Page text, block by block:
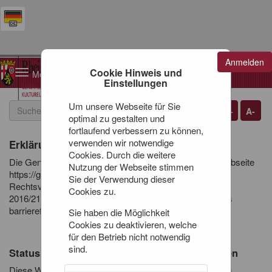
Cookie Hinweis und
Einstellungen
Um unsere Webseite für Sie
optimal zu gestalten und
fortlaufend verbessern zu können,
verwenden wir notwendige
Cookies. Durch die weitere
Nutzung der Webseite stimmen
Sie der Verwendung dieser
Cookies zu.
Sie haben die Möglichkeit
Cookies zu deaktivieren, welche
für den Betrieb nicht notwendig
sind.
0 Artikel
Anmelden
Toggle
navigation
A-
A+
Erklärung zur Barrierefreiheit
Die Generaldirektion Kulturelles Erbe ist bemüht, die Webseite
https://gdke.ticketfritz.de im Einklang mit den nationalen
Rechtsvorschriften zur Umsetzung der Richtlinie (EU)
2016/2102 des Europäischen Parlaments und des Rates
barrierefrei zugänglich zu machen.
Status der Vereinbarkeit mit den Anforderungen